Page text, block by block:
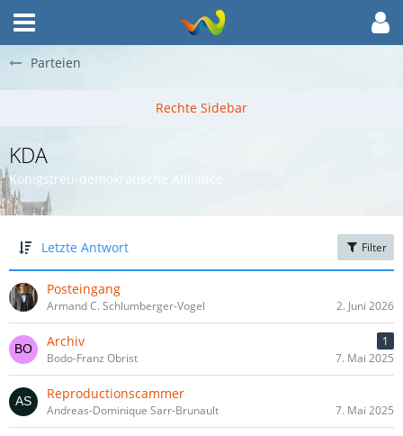
Parteien
KDA
Königstreu-demokratische Alliiance
Letzte Antwort Filter
Posteingang
Armand C. Schlumberger-Vogel 2. Juni 2026
Archiv
1
Bodo-Franz Obrist
7. Mai 2025
Reproductionscammer
Andreas-Dominique Sarr-Brunault 7. Mai 2025